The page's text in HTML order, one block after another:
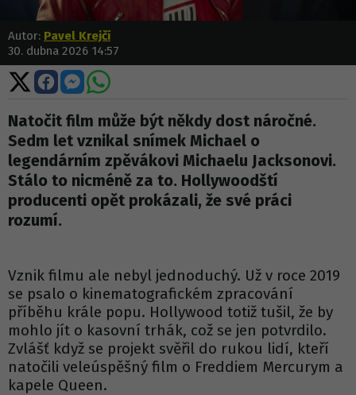
Autor: Pavel Krejčí
30. dubna 2026 14:57
Sdílet
na
X
Sdílet
na
Facebooku
Sdílet
na
Messengeru
Sdílet
WhatsApp
Natočit film může být někdy dost náročné.
Sedm let vznikal snímek Michael o
legendárním zpěvákovi Michaelu Jacksonovi.
Stálo to nicméně za to. Hollywoodští
producenti opět prokázali, že své práci
rozumí.
Vznik filmu ale nebyl jednoduchý. Už v roce 2019
se psalo o kinematografickém zpracování
příběhu krále popu. Hollywood totiž tušil, že by
mohlo jít o kasovní trhák, což se jen potvrdilo.
Zvlášť když se projekt svěřil do rukou lidí, kteří
natočili veleúspěšný film o Freddiem Mercurym a
kapele Queen.